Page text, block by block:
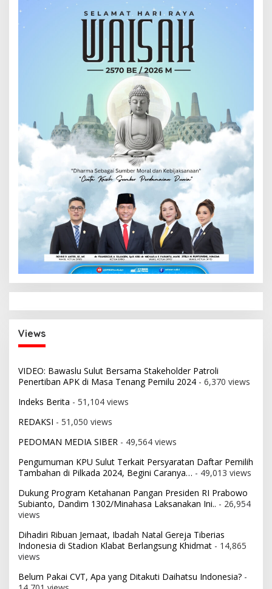
Views
VIDEO: Bawaslu Sulut Bersama Stakeholder Patroli
Penertiban APK di Masa Tenang Pemilu 2024 - 6,370 views
Indeks Berita - 51,104 views
REDAKSI - 51,050 views
PEDOMAN MEDIA SIBER - 49,564 views
Pengumuman KPU Sulut Terkait Persyaratan Daftar Pemilih
Tambahan di Pilkada 2024, Begini Caranya… - 49,013 views
Dukung Program Ketahanan Pangan Presiden RI Prabowo
Subianto, Dandim 1302/Minahasa Laksanakan Ini.. - 26,954
views
Dihadiri Ribuan Jemaat, Ibadah Natal Gereja Tiberias
Indonesia di Stadion Klabat Berlangsung Khidmat - 14,865
views
Belum Pakai CVT, Apa yang Ditakuti Daihatsu Indonesia? -